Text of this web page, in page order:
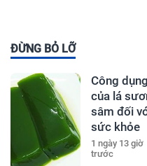
ĐỪNG BỎ LỠ
Công dụng
của lá
sâm đối
sức khỏe
1 ngày 13 giờ
trước